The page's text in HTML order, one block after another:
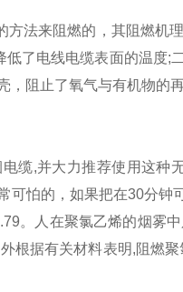
法来阻燃的，其阻燃机
了电线电缆表面的温度;
阻止了氧气与有机物的再
,并大力推荐使用这种
可怕的，如果把在30分
。人在聚氯乙烯的烟雾
根据有关材料表明,阻燃